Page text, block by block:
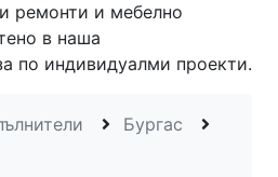
ремонти и мебелно
в наша
по индивидуалми проекти.
Бургас